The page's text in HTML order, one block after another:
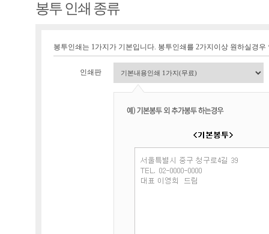
봉투 인쇄 종류
봉투인쇄는 1가지가 기본입니다. 봉투인쇄를 2가지이상 원하실경
인쇄판